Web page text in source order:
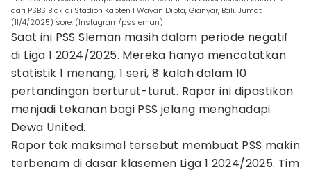
dari PSBS Biak di Stadion Kapten I Wayan Dipta, Gianyar, Bali, Jumat
(11/4/2025) sore. (Instagram/pssleman)
Saat ini PSS Sleman masih dalam periode negatif
di Liga 1 2024/2025. Mereka hanya mencatatkan
statistik 1 menang, 1 seri, 8 kalah dalam 10
pertandingan berturut-turut. Rapor ini dipastikan
menjadi tekanan bagi PSS jelang menghadapi
Dewa United.
Rapor tak maksimal tersebut membuat PSS makin
terbenam di dasar klasemen Liga 1 2024/2025. Tim